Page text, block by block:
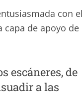
con el
capa de apoyo de
escáneres, de
a las